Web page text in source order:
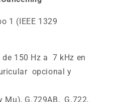
1 (IEEE 1329
150 Hz a 7 kHz en
opcional y
Mu), G.729AB, G.722,